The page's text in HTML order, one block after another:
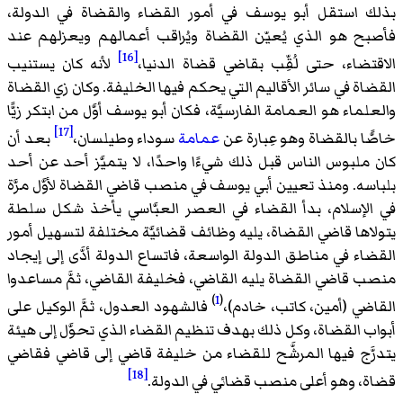
بذلك استقل أبو يوسف في أمور القضاء والقضاة في الدولة،
فأصبح هو الذي يُعيّن القضاة ويُراقب أعمالهم ويعزلهم عند
الاقتضاء، حتى لُقِّب بقاضي قضاة الدنيا،[16]
لأنه كان يستنيب
القضاة في سائر الأقاليم التي يحكم فيها الخليفة. وكان زي القضاة
والعلماء هو العمامة الفارسيَّة، فكان أبو يوسف أوَّل من ابتكر زيًّا
خاصًّا بالقضاة وهو عِبارة عنعمامةسوداء وطيلسان،[17]
بعد أن
كان ملبوس الناس قبل ذلك شيءًا واحدًا، لا يتميَّز أحد عن أحد
بلباسه. ومنذ تعيين أبي يوسف في منصب قاضي القضاة لأوَّل مرَّة
في الإسلام، بدأ القضاء في العصر العبَّاسي يأخذ شكل سلطة
يتولاها قاضي القضاة، يليه وظائف قضائيَّة مختلفة لتسهيل أمور
القضاء في مناطق الدولة الواسعة، فاتساع الدولة أدَّى إلى إيجاد
منصب قاضي القضاة يليه القاضي، فخليفة القاضي، ثمَّ مساعدوا
القاضي (أمين، كاتب، خادم)،(
1
) فالشهود العدول، ثمَّ الوكيل على
أبواب القضاة، وكل ذلك بهدف تنظيم القضاء الذي تحوَّل إلى هيئة
يتدرَّج فيها المرشَّح للقضاء من خليفة قاضي إلى قاضي فقاضي
قضاة، وهو أعلى منصب قضائي في الدولة.[18]